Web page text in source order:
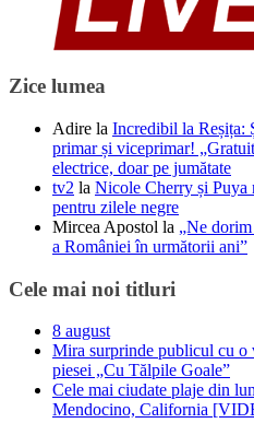
Zice lumea
Adire la Incredibil la Reșița:
primar și viceprimar!
electrice, doar pe jumătate
tv2 la Nicole Cherry și Puya
pentru zilele negre
Mircea Apostol la „Ne
a României în următorii ani”
Cele mai noi titluri
8 august
Mira surprinde publicul cu o
piesei „Cu Tălpile Goale”
Cele mai ciudate plaje din
Mendocino, California